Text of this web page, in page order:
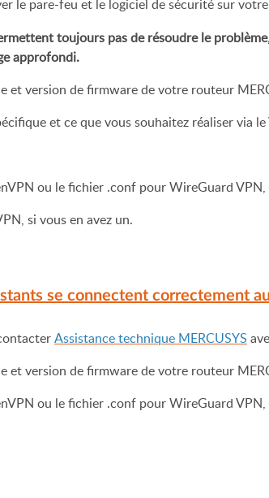
le pare-feu et le logiciel de sécurité sur
toujours pas de résoudre le
approfondi.
et version de firmware de votre routeur
et ce que vous souhaitez réaliser via le
ou le fichier .conf pour WireGuard VPN,
si vous en avez un.
se connectent correctement
Assistance technique MERCUSYS
et version de firmware de votre routeur
ou le fichier .conf pour WireGuard